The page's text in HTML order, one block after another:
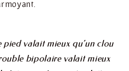
pied valait mieux qu’un clou
bipolaire valait mieux